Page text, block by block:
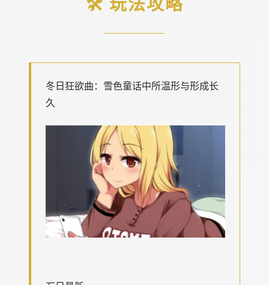
冬日狂欲曲：雪色童话中所温形与形成长
久